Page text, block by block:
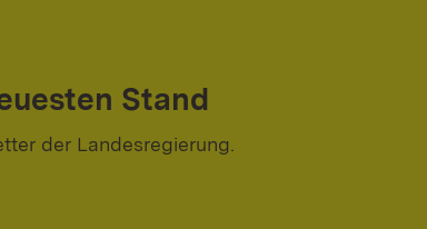
Stand
der Landesregierung.